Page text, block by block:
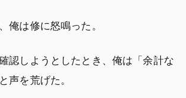
俺は修に怒鳴った。
認しようとしたとき、俺は「余計な
声を荒げた。